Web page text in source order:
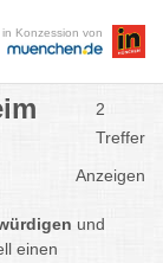
in Konzession von
2
Treffer
Anzeigen
und
einen